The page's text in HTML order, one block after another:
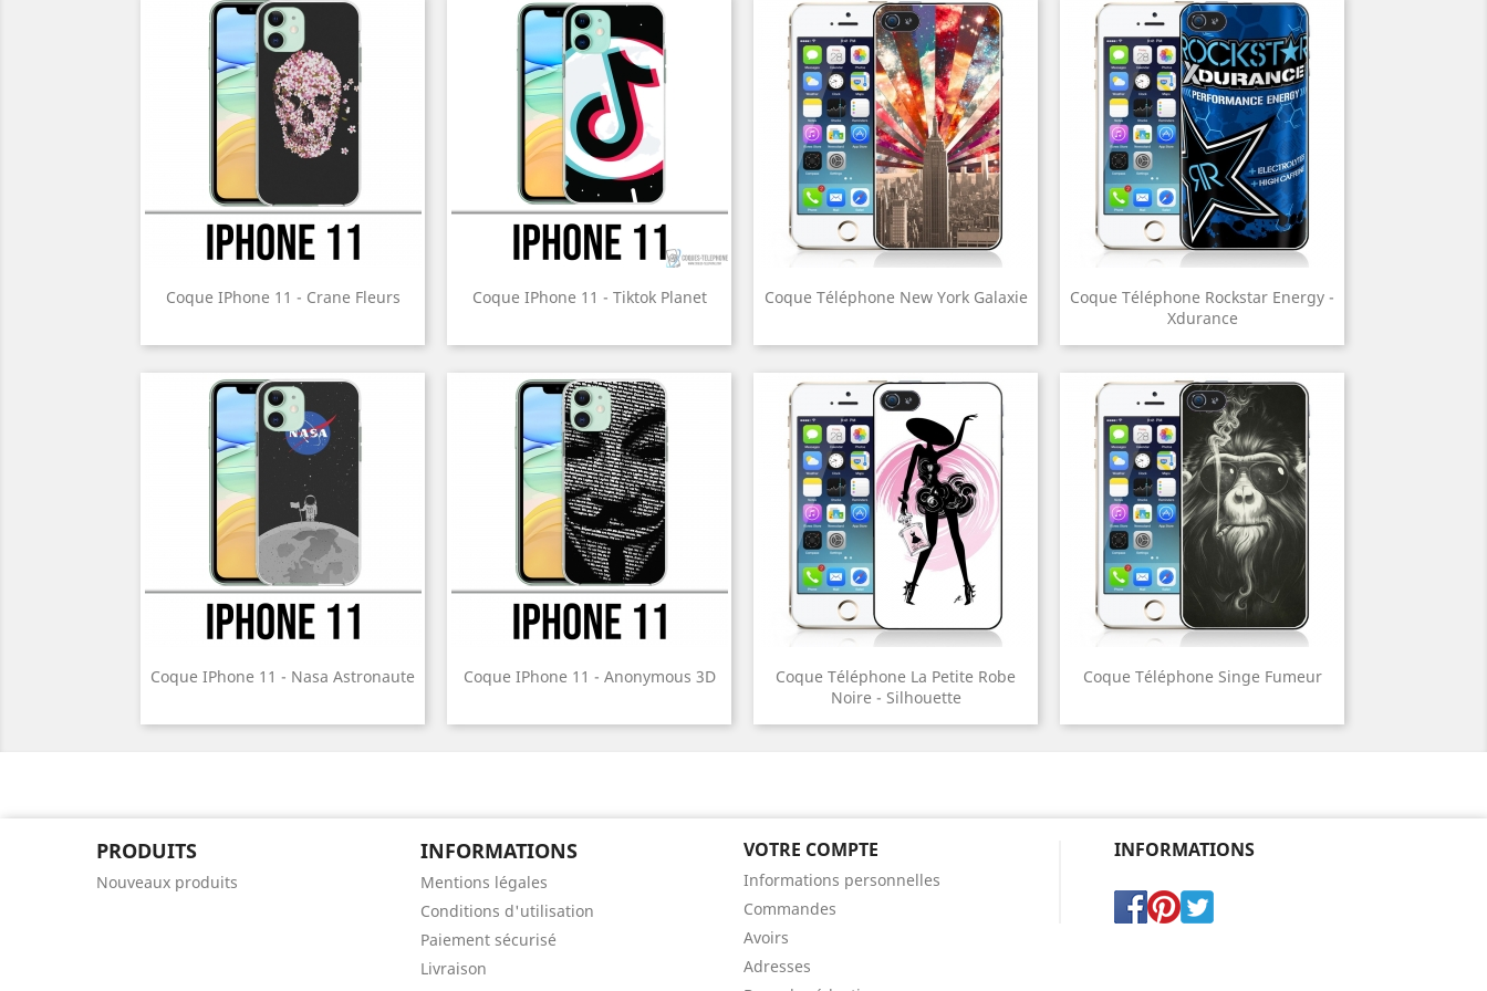
Coque IPhone 11 - Crane Fleurs Coque IPhone 11 - Tiktok Planet Coque Téléphone New York Galaxie
Coque Téléphone Rockstar Energy -
Xdurance
Coque IPhone 11 - Nasa Astronaute Coque IPhone 11 - Anonymous 3D
Coque Téléphone La Petite Robe
Noire - Silhouette
Coque Téléphone Singe Fumeur
PRODUITS
Nouveaux produits
INFORMATIONS
Mentions légales
Conditions d'utilisation
Paiement sécurisé
Livraison
VOTRE COMPTE
Informations personnelles
Commandes
Avoirs
Adresses
INFORMATIONS